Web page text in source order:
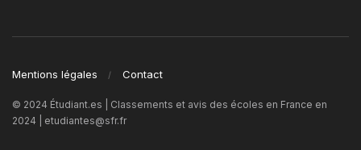
Mentions légales Contact
© 2024 Étudiant.es | Classements et avis des écoles en France en
2024 | etudiantes@sfr.fr